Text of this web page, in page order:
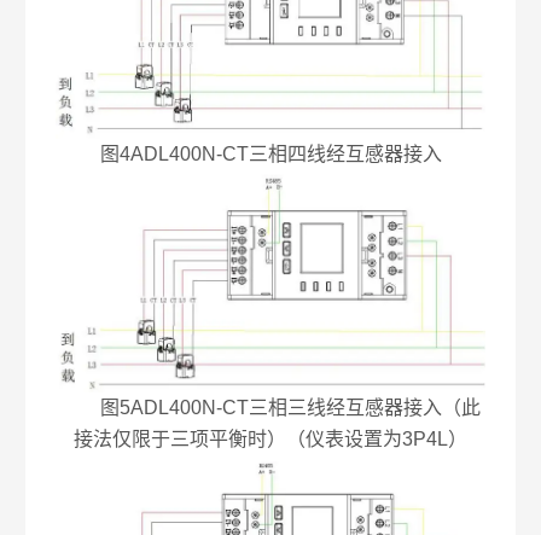
图4ADL400N-CT三相四线经互感器接入
图5ADL400N-CT三相三线经互感器接入（此
接法仅限于三项平衡时）（仪表设置为3P4L）